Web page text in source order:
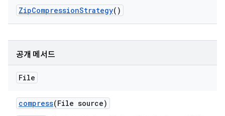
ZipCompressionStrategy()
공개 메서드
File
compress(File source)